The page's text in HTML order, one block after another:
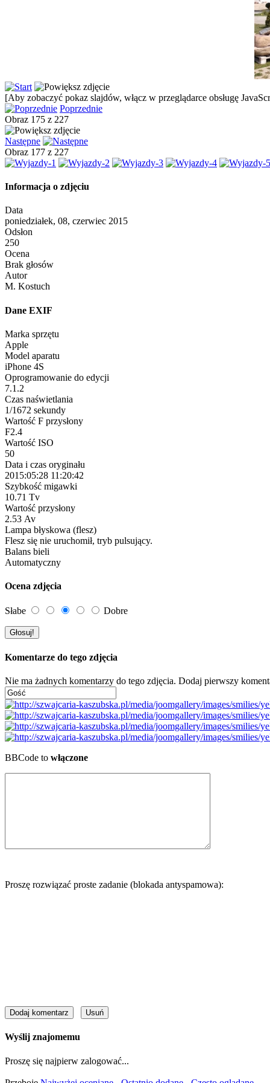
[Aby zobaczyć pokaz slajdów, włącz w przeglądarce obsługę
Poprzednie
Obraz 175 z 227
Następne
Obraz 177 z 227
Informacja o zdjęciu
Data
poniedziałek, 08, czerwiec 2015
Odsłon
250
Ocena
Brak głosów
Autor
M. Kostuch
Dane EXIF
Marka sprzętu
Apple
Model aparatu
iPhone 4S
Oprogramowanie do edycji
7.1.2
Czas naświetlania
1/1672 sekundy
Wartość F przysłony
F2.4
Wartość ISO
50
Data i czas oryginału
2015:05:28 11:20:42
Szybkość migawki
10.71 Tv
Wartość przysłony
2.53 Av
Lampa błyskowa (flesz)
Flesz się nie uruchomił, tryb pulsujący.
Balans bieli
Automatyczny
Ocena zdjęcia
Słabe Dobre
Komentarze do tego zdjęcia
Nie ma żadnych komentarzy do tego zdjęcia. Dodaj pierwszy
BBCode to włączone
Proszę rozwiązać proste zadanie (blokada antyspamowa):
Wyślij znajomemu
Proszę się najpierw zalogować...